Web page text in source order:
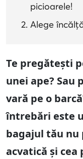
picioarele!
Alege
Te pregătești
unei ape? Sau
vară pe o
întrebări este
bagajul tău
acvatică și